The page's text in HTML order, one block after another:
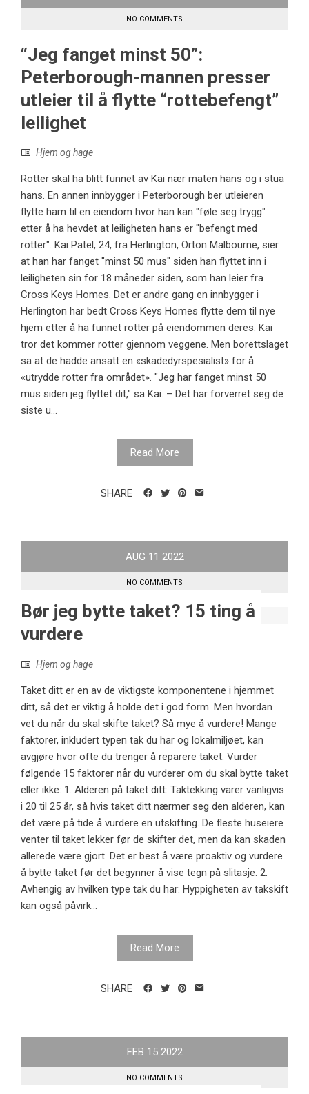
NO COMMENTS
“Jeg fanget minst 50”:
Peterborough-mannen presser
utleier til å flytte “rottebefengt”
leilighet
Hjem og hage
Rotter skal ha blitt funnet av Kai nær maten hans og i stua
hans. En annen innbygger i Peterborough ber utleieren
flytte ham til en eiendom hvor han kan "føle seg trygg"
etter å ha hevdet at leiligheten hans er "befengt med
rotter". Kai Patel, 24, fra Herlington, Orton Malbourne, sier
at han har fanget "minst 50 mus" siden han flyttet inn i
leiligheten sin for 18 måneder siden, som han leier fra
Cross Keys Homes. Det er andre gang en innbygger i
Herlington har bedt Cross Keys Homes flytte dem til nye
hjem etter å ha funnet rotter på eiendommen deres. Kai
tror det kommer rotter gjennom veggene. Men borettslaget
sa at de hadde ansatt en «skadedyrspesialist» for å
«utrydde rotter fra området». "Jeg har fanget minst 50
mus siden jeg flyttet dit," sa Kai. – Det har forverret seg de
siste u...
Read More
SHARE
AUG 11 2022
NO COMMENTS
Bør jeg bytte taket? 15 ting å
vurdere
Hjem og hage
Taket ditt er en av de viktigste komponentene i hjemmet
ditt, så det er viktig å holde det i god form. Men hvordan
vet du når du skal skifte taket? Så mye å vurdere! Mange
faktorer, inkludert typen tak du har og lokalmiljøet, kan
avgjøre hvor ofte du trenger å reparere taket. Vurder
følgende 15 faktorer når du vurderer om du skal bytte taket
eller ikke: 1. Alderen på taket ditt: Taktekking varer vanligvis
i 20 til 25 år, så hvis taket ditt nærmer seg den alderen, kan
det være på tide å vurdere en utskifting. De fleste huseiere
venter til taket lekker før de skifter det, men da kan skaden
allerede være gjort. Det er best å være proaktiv og vurdere
å bytte taket før det begynner å vise tegn på slitasje. 2.
Avhengig av hvilken type tak du har: Hyppigheten av takskift
kan også påvirk...
Read More
SHARE
FEB 15 2022
NO COMMENTS